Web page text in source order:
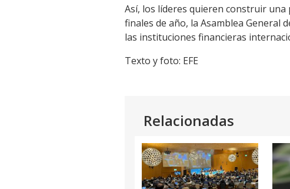
Así, los líderes quieren construir una
finales de año, la Asamblea General
las instituciones financieras
Texto y foto: EFE
Relacionadas